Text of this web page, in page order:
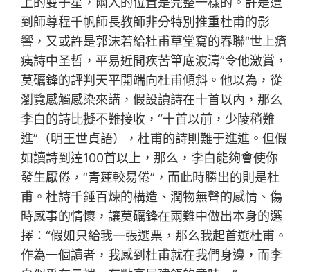
到師尊程千帆師長教師非分特別推重杜甫的影
響，又或許是郭沫若給杜甫草堂寫的春聯“世上瘡
痍詩中圣哲，平易近間疾苦筆底波濤”令他激賞，
莫礪鋒的評判天平開端向杜甫傾斜。他以為，從
瀏覽感觸感染來講，假設讀詩在十首以內，那么
李白的詩比擬不難接收，“十首以前，少陵稍難
進”（明王世貞語），杜甫的詩則難于進進。但假
如讀詩到達100首以上，那么，李白能夠會使你
發生厭倦，“青蓮較易倦”，而此時勝出的則是杜
甫。杜詩千錘百煉的構造、潤物無聲的感情、傷
時感事的情懷，讓莫礪鋒在兩難中做出本身的選
擇：“假如只給我一張選票，那么我起首選杜甫。
作為一個讀者，我感到杜甫就在我們身邊，而李